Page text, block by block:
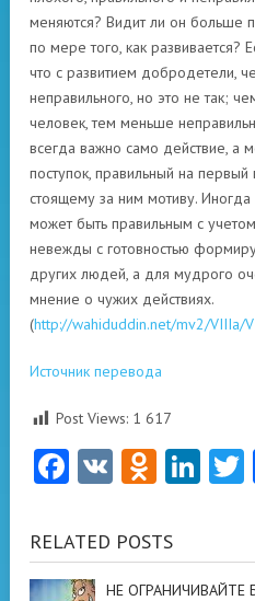
меняются? Видит ли он больше
по мере того, как развивается?
что с развитием добродетели,
неправильного, но это не так;
человек, тем меньше
всегда важно само действие, а
поступок, правильный на
стоящему за ним мотиву.
может быть правильным с
невежды с готовностью
других людей, а для мудрого
мнение о чужих действиях.
(http://wahiduddin.net/mv2/VIIIa/
Источник перевода
Post Views: 1 617
Facebook
VK
RELATED POSTS
НЕ ОГРАНИЧИВАЙТЕ